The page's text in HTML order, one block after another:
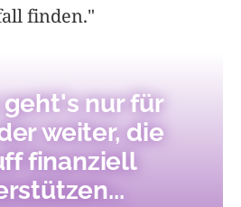
finden."
nur für
weiter, die
finanziell